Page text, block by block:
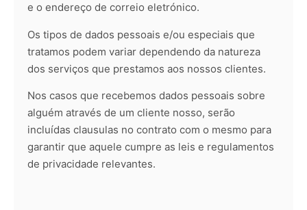
e o endereço de correio eletrónico.
Os tipos de dados pessoais e/ou especiais que
tratamos podem variar dependendo da natureza
dos serviços que prestamos aos nossos clientes.
Nos casos que recebemos dados pessoais sobre
alguém através de um cliente nosso, serão
incluídas clausulas no contrato com o mesmo para
garantir que aquele cumpre as leis e regulamentos
de privacidade relevantes.